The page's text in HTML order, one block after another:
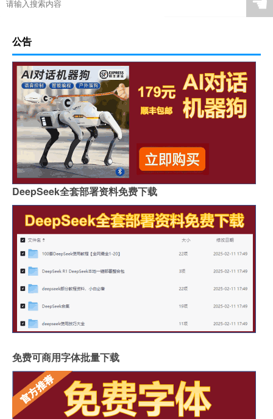
公告
DeepSeek全套部署资料免费下载
免费可商用字体批量下载